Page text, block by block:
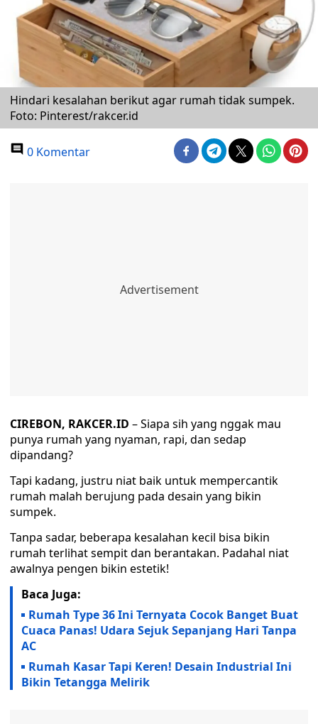
Hindari kesalahan berikut agar rumah tidak sumpek.
Foto: Pinterest/rakcer.id
0 Komentar
CIREBON, RAKCER.ID – Siapa sih yang nggak mau
punya rumah yang nyaman, rapi, dan sedap
dipandang?
Tapi kadang, justru niat baik untuk mempercantik
rumah malah berujung pada desain yang bikin
sumpek.
Tanpa sadar, beberapa kesalahan kecil bisa bikin
rumah terlihat sempit dan berantakan. Padahal niat
awalnya pengen bikin estetik!
Baca Juga:
Rumah Type 36 Ini Ternyata Cocok Banget Buat
Cuaca Panas! Udara Sejuk Sepanjang Hari Tanpa
AC
Rumah Kasar Tapi Keren! Desain Industrial Ini
Bikin Tetangga Melirik